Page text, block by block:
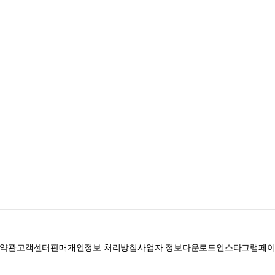
관고객센터판매개인정보 처리방침사업자 정보다운로드인스타그램페